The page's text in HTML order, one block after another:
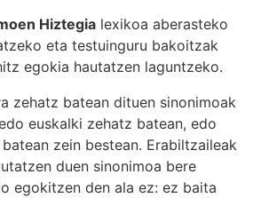
Hiztegia lexikoa aberasteko
eta testuinguru bakoitzak
egokia hautatzen laguntzeko.
zehatz batean dituen sinonimoak
euskalki zehatz batean, edo
zein bestean. Erabiltzaileak
duen sinonimoa bere
egokitzen den ala ez: ez baita